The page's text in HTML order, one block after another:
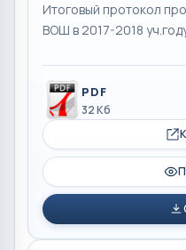
Итоговый протокол
ВОШ в 2017-2018
PDF
32 Кб